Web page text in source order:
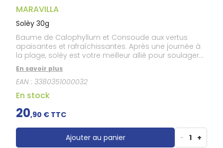
MARAVILLA
Solèy 30g
Baume de Calophyllum et Consoude aux vertus
apaisantes et rafraîchissantes. Après une journée à
la plage, solèy est votre meilleur allié pour soulager
les brûlures.
En savoir plus
EAN :3380351000032
En stock
20,90 € TTC
Ajouter au panier - 1 +